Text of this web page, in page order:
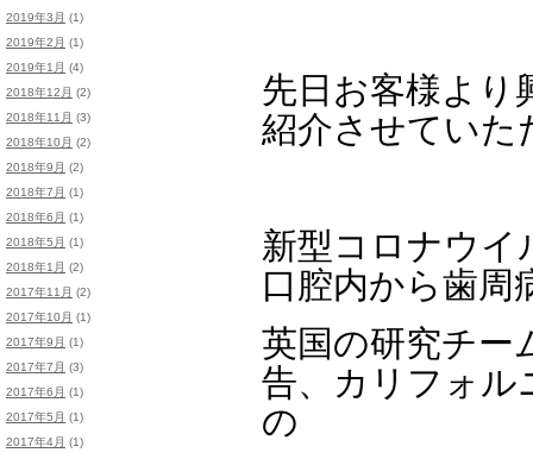
2019年3月 (1)
2019年2月 (1)
2019年1月 (4)
2018年12月 (2)
2018年11月 (3)
2018年10月 (2)
2018年9月 (2)
2018年7月 (1)
2018年6月 (1)
2018年5月 (1)
2018年1月 (2)
2017年11月 (2)
2017年10月 (1)
2017年9月 (1)
2017年7月 (3)
2017年6月 (1)
2017年5月 (1)
2017年4月 (1)
先日お客様より
紹介させていた
新型コロナウイ
口腔内から歯周
英国の研究チー
告、カリフォル
の